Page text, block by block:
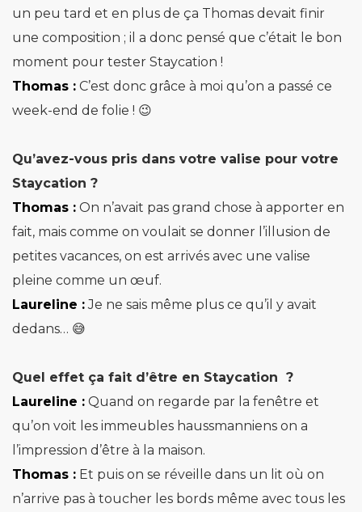
un peu tard et en plus de ça Thomas devait finir
une composition ; il a donc pensé que c’était le bon
moment pour tester Staycation !
Thomas : C’est donc grâce à moi qu’on a passé ce
week-end de folie ! 😉
Qu’avez-vous pris dans votre valise pour votre
Staycation ?
Thomas : On n’avait pas grand chose à apporter en
fait, mais comme on voulait se donner l’illusion de
petites vacances, on est arrivés avec une valise
pleine comme un œuf.
Laureline :Je ne sais même plus ce qu’il y avait
dedans… 😅
Quel effet ça fait d’être en Staycation ?
Laureline : Quand on regarde par la fenêtre et
qu’on voit les immeubles haussmanniens on a
l’impression d’être à la maison.
Thomas : Et puis on se réveille dans un lit où on
n’arrive pas à toucher les bords même avec tous les